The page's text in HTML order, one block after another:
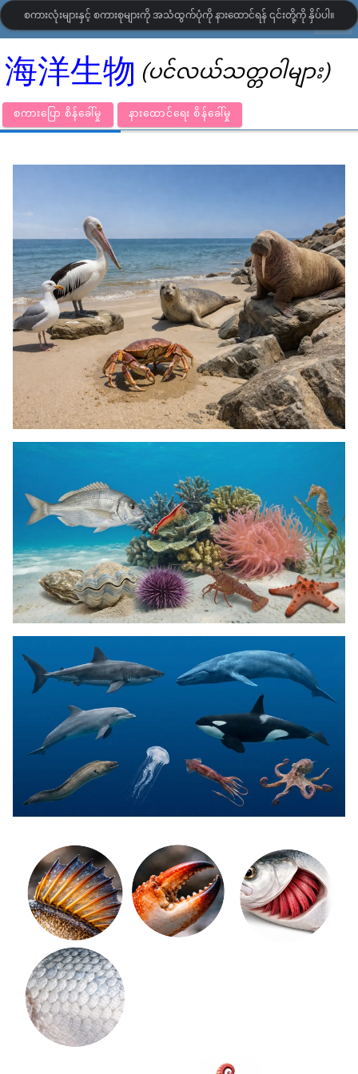
LanguageGuide.org•တရုတ် ရုပ်ပြ ဝေါဟာရ settings
海洋生物 (ပင်လယ်သတ္တဝါများ)
စကားပြော စိန်ခေါ်မှု နားထောင်ရေး စိန်ခေါ်မှု
စကားလုံးများနှင့် စကားစုများကို အသံထွက်ပုံကို နားထောင်ရန် ၎င်းတို့ကို နှိပ်ပါ။